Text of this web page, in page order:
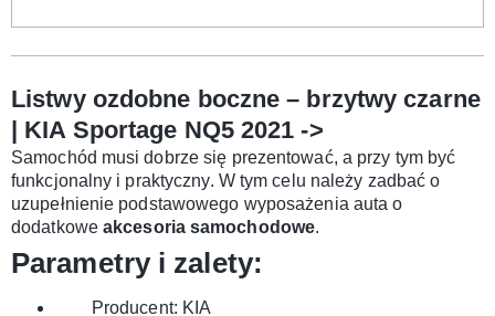
Listwy ozdobne boczne – brzytwy czarne
| KIA Sportage NQ5 2021 ->
Samochód musi dobrze się prezentować, a przy tym być
funkcjonalny i praktyczny. W tym celu należy zadbać o
uzupełnienie podstawowego wyposażenia auta o
dodatkowe akcesoria samochodowe.
Parametry i zalety:
Producent: KIA